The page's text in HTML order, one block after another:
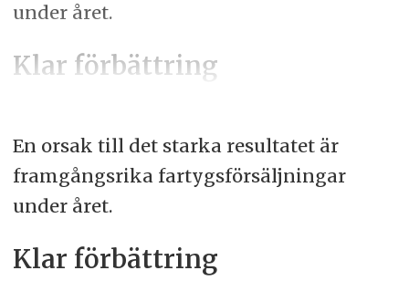
under året.
Klar förbättring
En orsak till det starka resultatet är
framgångsrika fartygsförsäljningar
under året.
Klar förbättring